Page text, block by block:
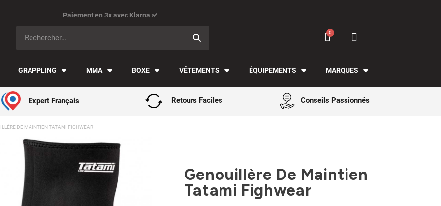
GRAPPLING MMA BOXE VÊTEMENTS ÉQUIPEMENTS MARQUES
Expert Français Retours Faciles Conseils Passionnés
DE MAINTIEN TATAMI FIGHWEAR
Genouillère De Maintien
Tatami Fighwear